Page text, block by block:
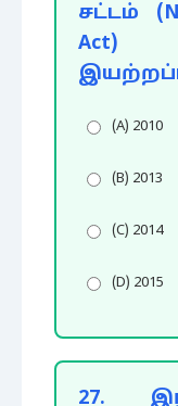
சட்டம்
(A) 2010
(B) 2013
(C) 2014
(D) 2015
27.